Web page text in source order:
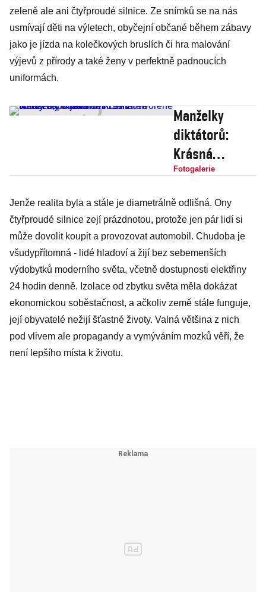
zeleně ale ani čtyřproudé silnice. Ze snímků se na nás
usmívají děti na výletech, obyčejní občané během zábavy
jako je jízda na kolečkových bruslích či hra malování
výjevů z přírody a také ženy v perfektně padnoucích
uniformách.
Manželky
diktátorů:
Krásná
Naděžda
Leninově
milence, po
jeho smrti se
znetvořené
vdovy bál i
Stalin
Fotogalerie
Jenže realita byla a stále je diametrálně odlišná. Ony
čtyřproudé silnice zejí prázdnotou, protože jen pár lidí si
může dovolit koupit a provozovat automobil. Chudoba je
všudypřítomná - lidé hladoví a žijí bez sebemenších
výdobytků moderního světa, včetně dostupnosti elektřiny
24 hodin denně. Izolace od zbytku světa měla dokázat
ekonomickou soběstačnost, a ačkoliv země stále funguje,
její obyvatelé nežijí šťastné životy. Valná většina z nich
pod vlivem ale propagandy a vymýváním mozků věří, že
není lepšího místa k životu.